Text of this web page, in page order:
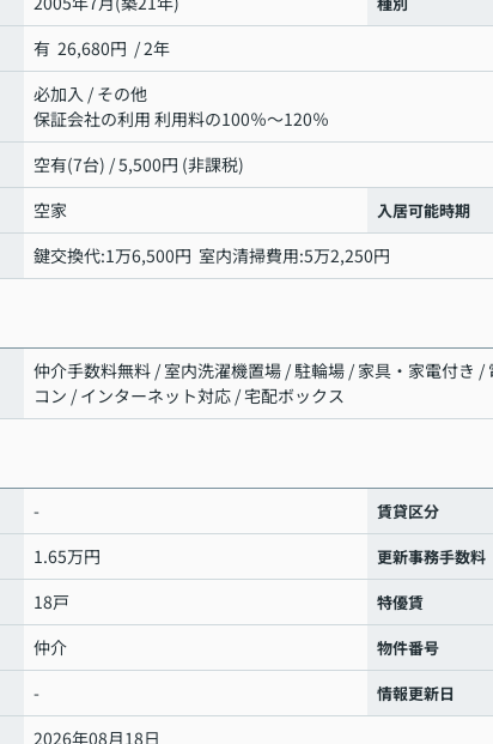
有 26,680円 / 2年
必加入 / その他
保証会社の利用 利用料の100％～120％
空有(7台) / 5,500円 (非課税)
空家 入居可能時期
鍵交換代:1万6,500円 室内清掃費用:5万2,250円
仲介手数料無料 / 室内洗濯機置場 / 駐輪場 / 家具・家電付き
コン / インターネット対応 / 宅配ボックス
- 賃貸区分
1.65万円 更新事務手数料
18戸 特優賃
仲介 物件番号
- 情報更新日
2026年08月18日